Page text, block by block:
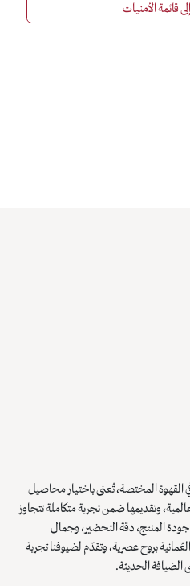
قائمة الأمنيات
المختصة، تُعنى باختيار محاصيل
وتقديمها ضمن تجربة متكاملة تتجاوز
المنتج، دقة التحضير، وجمال
بروح عصرية، وتقدّم لضيوفنا تجربة
الحديثة.